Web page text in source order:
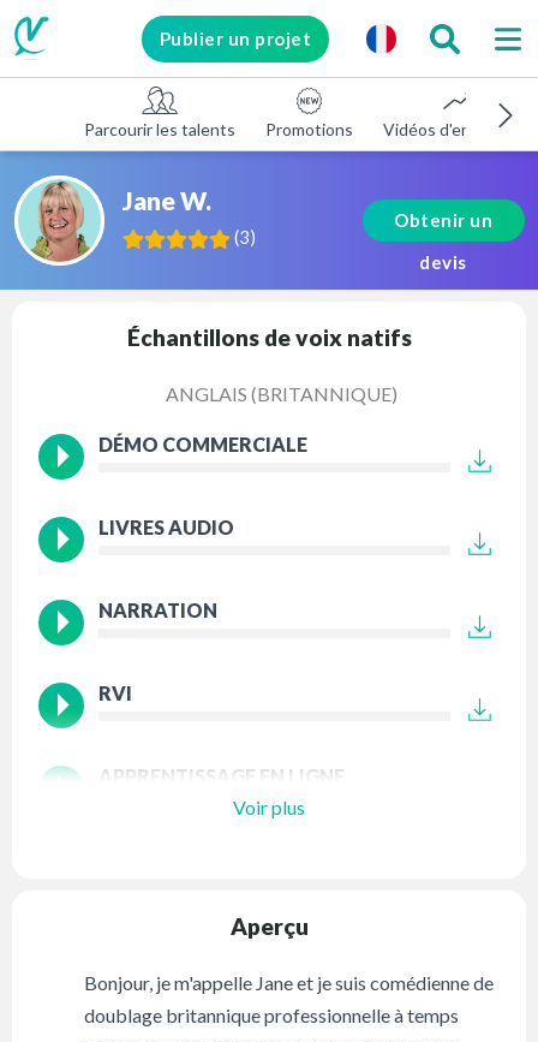
Publier un projet
Parcourir les talents Promotions Vidéos d'entreprise
Jane W.
(3)
Obtenir un
devis
Échantillons de voix natifs
ANGLAIS (BRITANNIQUE)
DÉMO COMMERCIALE
LIVRES AUDIO
NARRATION
RVI
APPRENTISSAGE EN LIGNE
Voir plus
Aperçu
Bonjour, je m'appelle Jane et je suis comédienne de
doublage britannique professionnelle à temps